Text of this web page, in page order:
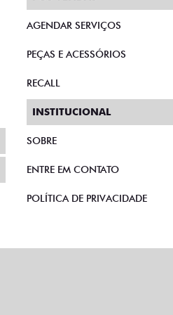
AGENDAR SERVIÇOS
PEÇAS E ACESSÓRIOS
RECALL
INSTITUCIONAL
SOBRE
ENTRE EM CONTATO
POLÍTICA DE PRIVACIDADE